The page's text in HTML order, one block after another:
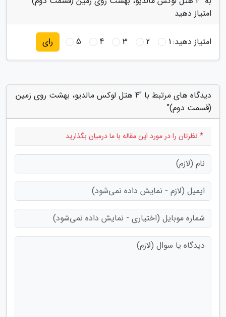
امتیاز دهید
امتیاز دهید:1
2
3
4
5 رای
دیدگاه های مرتبط با "4 هتل لوکس مالدیو، بهشت روی زمین
(قسمت دوم)"
* نظرتان را در مورد این مقاله با ما درمیان بگذارید